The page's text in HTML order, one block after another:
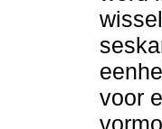
voor